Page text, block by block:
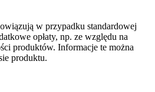
w przypadku standardowej
opłaty, np. ze względu na
produktów. Informacje te można
produktu.